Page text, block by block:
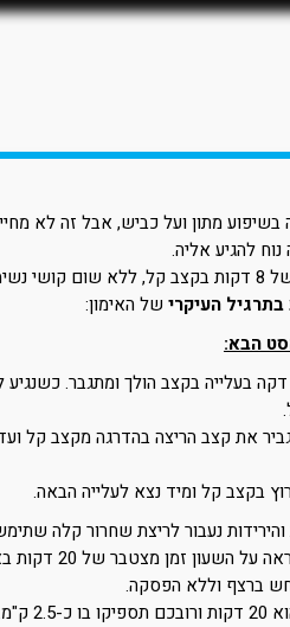
בשיפוע מתון ועל כביש, אבל זה לא
נוח להגיע אליה.
קל, ללא שום קושי נשימתי.
בתרגיל העיקרי של האימון:
דקה בעלייה בקצב הולך ומתגבר.
את קצב הריצה בהדרגה מקצב קל
בקצב קל ומיד נצא לעלייה הבאה.
זמן מצטבר של 20 דקות באימון.
ברצף וללא הפסקה.
ק"מ.